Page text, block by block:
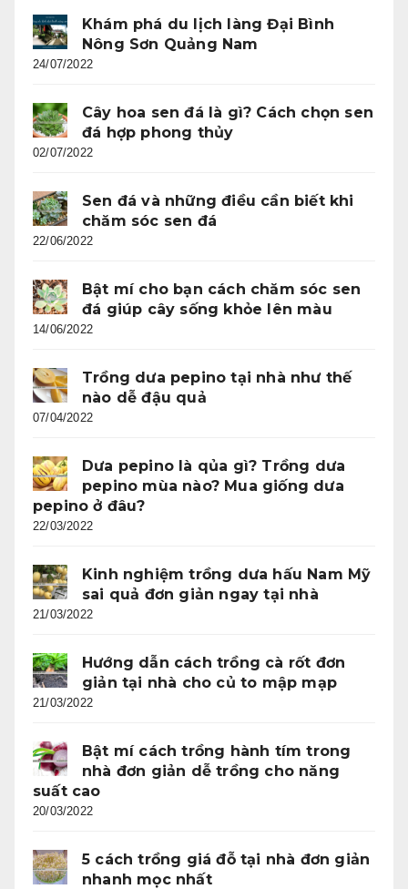
Khám phá du lịch làng Đại Bình
Nông Sơn Quảng Nam
24/07/2022
Cây hoa sen đá là gì? Cách chọn sen
đá hợp phong thủy
02/07/2022
Sen đá và những điều cần biết khi
chăm sóc sen đá
22/06/2022
Bật mí cho bạn cách chăm sóc sen
đá giúp cây sống khỏe lên màu
14/06/2022
Trồng dưa pepino tại nhà như thế
nào dễ đậu quả
07/04/2022
Dưa pepino là qủa gì? Trồng dưa
pepino mùa nào? Mua giống dưa
pepino ở đâu?
22/03/2022
Kinh nghiệm trồng dưa hấu Nam Mỹ
sai quả đơn giản ngay tại nhà
21/03/2022
Hướng dẫn cách trồng cà rốt đơn
giản tại nhà cho củ to mập mạp
21/03/2022
Bật mí cách trồng hành tím trong
nhà đơn giản dễ trồng cho năng
suất cao
20/03/2022
5 cách trồng giá đỗ tại nhà đơn giản
nhanh mọc nhất